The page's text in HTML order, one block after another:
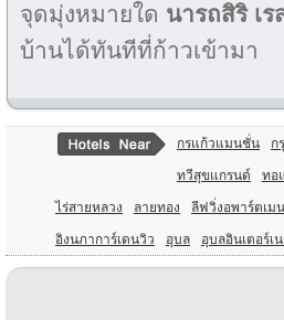
จุดมุ่งหมายใด นารถสิริ เ
บ้านได้ทันทีที่ก้าวเข้ามา
กรแก้วแมนชั่น ก
ทวีสุขแกรนด์ ทอ
ไร่สายหลวง ลายทอง ลีฟวิ่งอพาร์ตเม
อิงนภาการ์เดนวิว อุบล อุบลอินเตอร์เ